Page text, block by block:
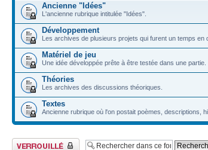
Ancienne "Idées"
L'ancienne rubrique intitulée "Idées".
Développement
Les archives de plusieurs projets qui furent un temps en
Matériel de jeu
Une idée développée prête à être testée dans une partie.
Théories
Les archives des discussions théoriques.
Textes
Ancienne rubrique où l'on postait poèmes, descriptions,
Forum verrouillé